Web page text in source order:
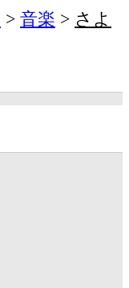
音楽
さよ